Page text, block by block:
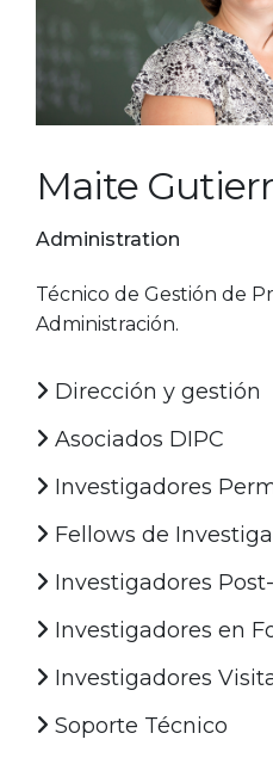
Maite
Administration
Técnico de Gestión de
Administración.
Dirección y gestión
Asociados DIPC
Investigadores
Fellows de
Investigadores
Investigadores en
Investigadores
Soporte Técnico